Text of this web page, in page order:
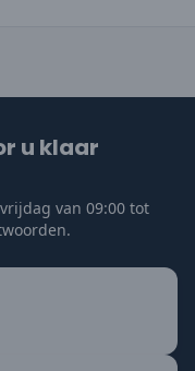
u klaar
van 09:00 tot